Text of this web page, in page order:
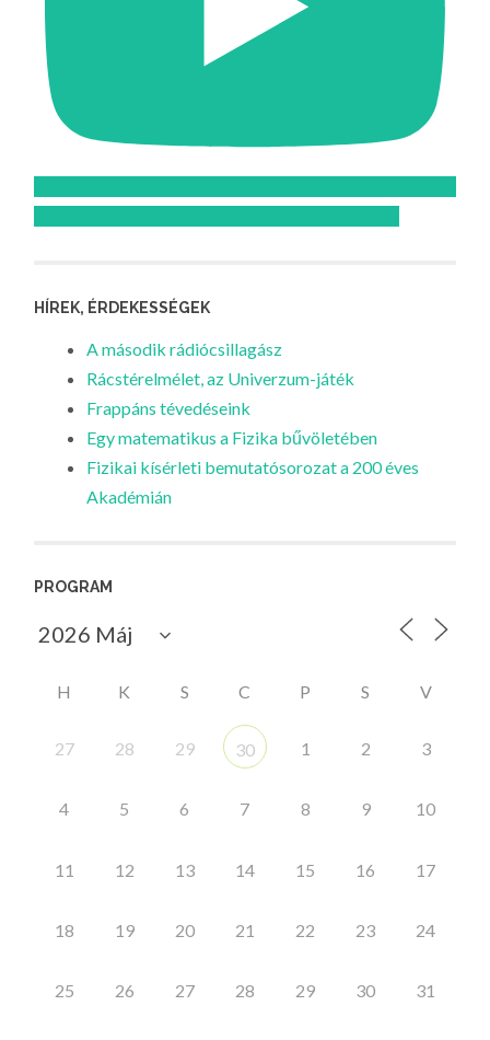
HÍREK, ÉRDEKESSÉGEK
A második rádiócsillagász
Rácstérelmélet, az Univerzum-játék
Frappáns tévedéseink
Egy matematikus a Fizika bűvöletében
Fizikai kísérleti bemutatósorozat a 200 éves
Akadémián
PROGRAM
H K S C P S V
27 28 29 30 1 2 3
4 5 6 7 8 9 10
11 12 13 14 15 16 17
18 19 20 21 22 23 24
25 26 27 28 29 30 31